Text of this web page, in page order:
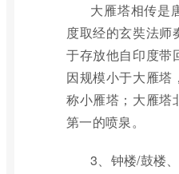
大雁塔相传是
度取经的玄奘法师
于存放他自印度带
因规模小于大雁塔
称小雁塔；大雁塔
第一的喷泉。
3、钟楼/鼓楼、